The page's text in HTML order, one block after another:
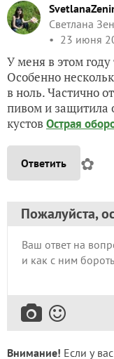
Светлана
23 июня
У меня в этом
Особенно
в ноль. Частично
пивом и защитила
кустовОстрая
Ответить ✿
Пожалуйста,
Внимание! Если у